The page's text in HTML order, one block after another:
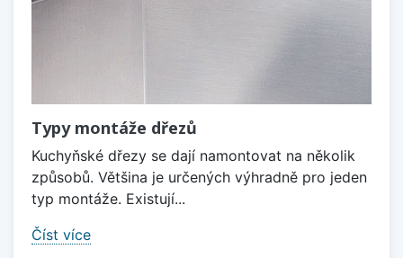
Typy montáže dřezů
Kuchyňské dřezy se dají namontovat na několik
způsobů. Většina je určených výhradně pro jeden
typ montáže. Existují...
Číst více